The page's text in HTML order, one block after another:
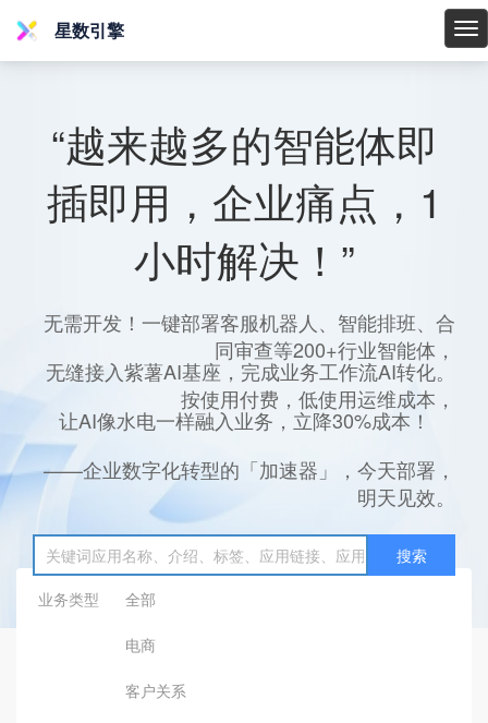
星
星数引擎
“越来越多的智能体即
插即用，企业痛点，1
小时解决！”
无需开发！一键部署客服机器人、智能排班、合
同审查等200+行业智能体，
无缝接入紫薯AI基座，完成业务工作流AI转化。
按使用付费，低使用运维成本，
让AI像水电一样融入业务，立降30%成本！
——企业数字化转型的「加速器」，今天部署，
明天见效。
搜索
业务类型
全部
电商
客户关系